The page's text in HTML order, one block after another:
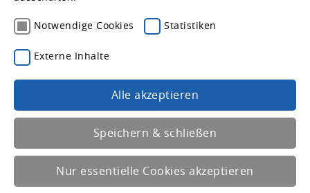
Bildung und Beruf
Produktion und Dienstleistung
Notwendige Cookies Statistiken
Externe Inhalte
Alle akzeptieren
Speichern & schließen
Nur essentielle Cookies akzeptieren